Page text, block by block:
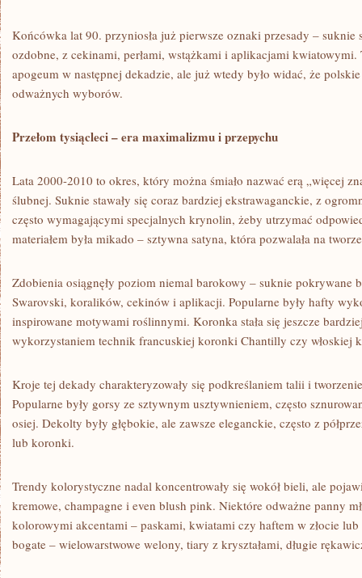
Końcówka lat 90. przyniosła już pierwsze oznaki przesady – suknie
ozdobne, z cekinami, perłami, wstążkami i aplikacjami kwiatowymi.
apogeum w następnej dekadzie, ale już wtedy było widać, że
odważnych wyborów.
Przełom tysiącleci – era maximalizmu i przepychu
Lata 2000-2010 to okres, który można śmiało nazwać erą „więcej
ślubnej. Suknie stawały się coraz bardziej ekstrawaganckie, z
często wymagającymi specjalnych krynolin, żeby utrzymać
materiałem była mikado – sztywna satyna, która pozwalała na
Zdobienia osiągnęły poziom niemal barokowy – suknie pokrywane
Swarovski, koralików, cekinów i aplikacji. Popularne były hafty
inspirowane motywami roślinnymi. Koronka stała się jeszcze
wykorzystaniem technik francuskiej koronki Chantilly czy włoskiej
Kroje tej dekady charakteryzowały się podkreślaniem talii i
Popularne były gorsy ze sztywnym usztywnieniem, często
osiej. Dekolty były głębokie, ale zawsze eleganckie, często z
lub koronki.
Trendy kolorystyczne nadal koncentrowały się wokół bieli, ale
kremowe, champagne i even blush pink. Niektóre odważne panny
kolorowymi akcentami – paskami, kwiatami czy haftem w złocie
bogate – wielowarstwowe welony, tiary z kryształami, długie